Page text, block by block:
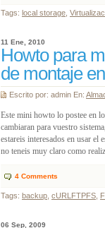
Tags: local storage
11 Ene, 2010
Howto para
de montaje
Escrito por: admin En:
Este mini howto lo postee en
cambiaran para vuestro
estareis interesados en usar el
no teneis muy claro como
4 Comments
Tags: backup cURLFTPFS
06 Sep, 2009